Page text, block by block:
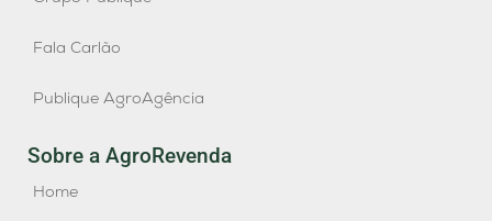
Fala Carlão
Publique AgroAgência
Sobre a AgroRevenda
Home